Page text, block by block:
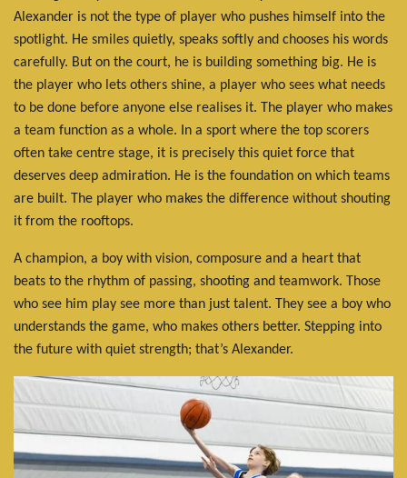
Alexander is not the type of player who pushes himself into the
spotlight. He smiles quietly, speaks softly and chooses his words
carefully. But on the court, he is building something big. He is
the player who lets others shine, a player who sees what needs
to be done before anyone else realises it. The player who makes
a team function as a whole. In a sport where the top scorers
often take centre stage, it is precisely this quiet force that
deserves deep admiration. He is the foundation on which teams
are built. The player who makes the difference without shouting
it from the rooftops.
A champion, a boy with vision, composure and a heart that
beats to the rhythm of passing, shooting and teamwork. Those
who see him play see more than just talent. They see a boy who
understands the game, who makes others better. Stepping into
the future with quiet strength; that’s Alexander.